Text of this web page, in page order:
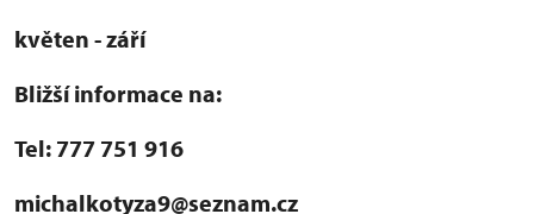
květen - září
Bližší informace na:
Tel: 777 751 916
michalkotyza9@seznam.cz